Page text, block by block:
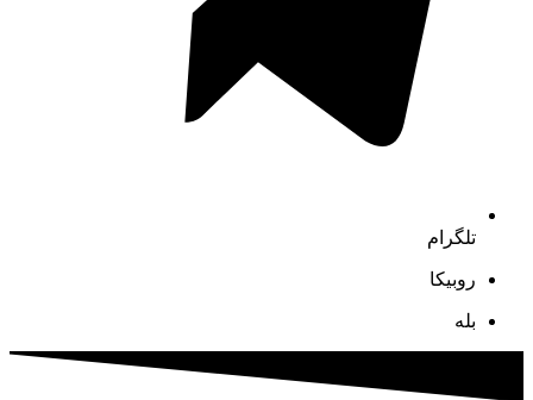
تلگرام
روبیکا
بله